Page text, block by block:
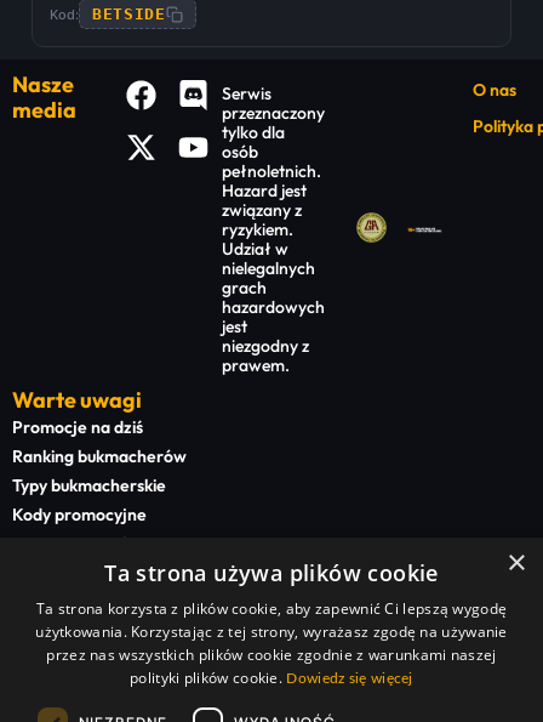
Kod: BETSIDE
Nasze
media
Serwis
przeznaczony
tylko dla
osób
pełnoletnich.
Hazard jest
związany z
ryzykiem.
Udział w
nielegalnych
grach
hazardowych
jest
niezgodny z
prawem.
O nas
Polityka
Warte uwagi
Promocje na dziś
Ranking bukmacherów
Typy bukmacherskie
Kody promocyjne
Bonusy powitalne
Newsy bukmacherskie
Na start
Superbet kod promocyjny
STS kod promocyjny
BETFAN kod promocyjny
×
Ta strona używa plików cookie
Ta strona korzysta z plików cookie, aby zapewnić Ci lepszą wygodę
użytkowania. Korzystając z tej strony, wyrażasz zgodę na używanie
przez nas wszystkich plików cookie zgodnie z warunkami naszej
polityki plików cookie. Dowiedz się więcej